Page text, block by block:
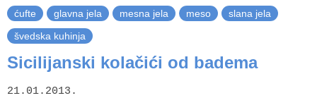
ćufte glavna jela mesna jela meso
slana jela
švedska kuhinja
Sicilijanski kolačići od badema
21.01.2013.